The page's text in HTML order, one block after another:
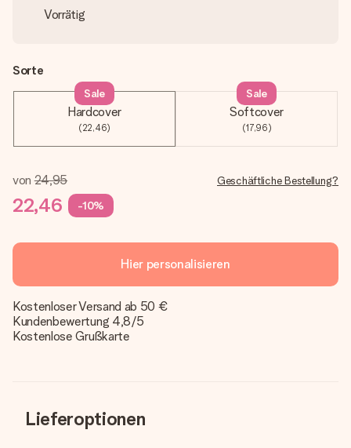
Vorrätig
Sorte
Hardcover
(22,46)
Sale
Softcover
(17,96)
Sale
von 24,95
22,46 -10%
Geschäftliche Bestellung?
Hier personalisieren
Kostenloser Versand ab 50 €
Kundenbewertung 4,8/5
Kostenlose Grußkarte
Lieferoptionen